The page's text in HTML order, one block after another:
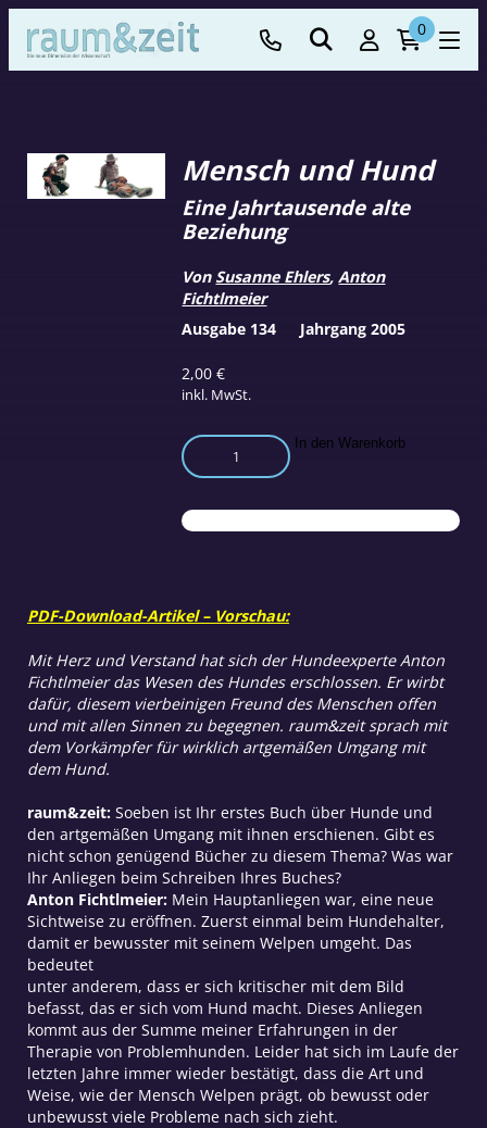
0
Mensch und Hund
2,00€
inkl. MwSt.
Eine Jahrtausende alte
Beziehung
Von Susanne Ehlers,Anton
Fichtlmeier
Mensch
und
Menge
In den Warenkorb
Ausgabe 134 Jahrgang 2005
PDF-Download-Artikel – Vorschau:
Mit Herz und Verstand hat sich der Hundeexperte Anton
Fichtlmeier das Wesen des Hundes erschlossen. Er wirbt
dafür, diesem vierbeinigen Freund des Menschen offen
und mit allen Sinnen zu begegnen. raum&zeit sprach mit
dem Vorkämpfer für wirklich artgemäßen Umgang mit
dem Hund.
raum&zeit:Soeben ist Ihr erstes Buch über Hunde und
den artgemäßen Umgang mit ihnen erschienen. Gibt es
nicht schon genügend Bücher zu diesem Thema? Was war
Ihr Anliegen beim Schreiben Ihres Buches?
Anton Fichtlmeier:Mein Hauptanliegen war, eine neue
Sichtweise zu eröffnen. Zuerst einmal beim Hundehalter,
damit er bewusster mit seinem Welpen umgeht. Das
bedeutet
unter anderem, dass er sich kritischer mit dem Bild
befasst, das er sich vom Hund macht. Dieses Anliegen
kommt aus der Summe meiner Erfahrungen in der
Therapie von Problemhunden. Leider hat sich im Laufe der
letzten Jahre immer wieder bestätigt, dass die Art und
Weise, wie der Mensch Welpen prägt, ob bewusst oder
unbewusst viele Probleme nach sich zieht.